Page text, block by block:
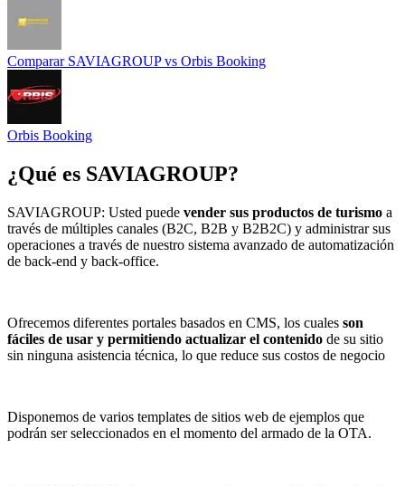
Comparar SAVIAGROUPvs Orbis Booking
Orbis Booking
¿Qué es SAVIAGROUP?
SAVIAGROUP: Usted puede vender sus productos de turismo a
través de múltiples canales (B2C, B2B y B2B2C) y administrar sus
operaciones a través de nuestro sistema avanzado de automatización
de back-end y back-office.
Ofrecemos diferentes portales basados en CMS, los cuales son
fáciles de usar y permitiendo actualizar el contenido de su sitio
sin ninguna asistencia técnica, lo que reduce sus costos de negocio
Disponemos de varios templates de sitios web de ejemplos que
podrán ser seleccionados en el momento del armado de la OTA.